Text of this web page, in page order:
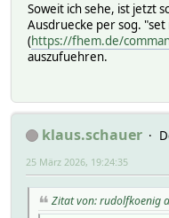
Soweit ich sehe, ist jetzt
Ausdruecke per sog. "set
(https://fhem.de/
auszufuehren.
klaus.schauer
25 März 2026, 19:24:35
Zitat von: rudolfkoenig